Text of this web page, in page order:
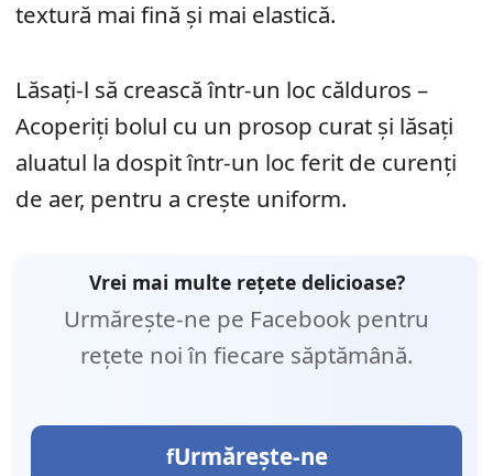
textură mai fină și mai elastică.
Lăsați-l să crească într-un loc călduros –
Acoperiți bolul cu un prosop curat și lăsați
aluatul la dospit într-un loc ferit de curenți
de aer, pentru a crește uniform.
Vrei mai multe rețete delicioase?
Urmărește-ne pe Facebook pentru
rețete noi în fiecare săptămână.
Urmărește-ne